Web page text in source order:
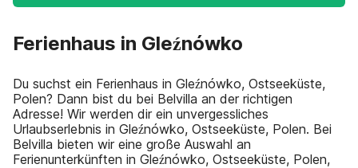
Ferienhaus in Gleźnówko
Du suchst ein Ferienhaus in Gleźnówko, Ostseeküste,
Polen? Dann bist du bei Belvilla an der richtigen
Adresse! Wir werden dir ein unvergessliches
Urlaubserlebnis in Gleźnówko, Ostseeküste, Polen. Bei
Belvilla bieten wir eine große Auswahl an
Ferienunterkünften in Gleźnówko, Ostseeküste, Polen,